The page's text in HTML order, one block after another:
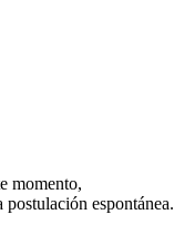
momento,
postulación espontánea.